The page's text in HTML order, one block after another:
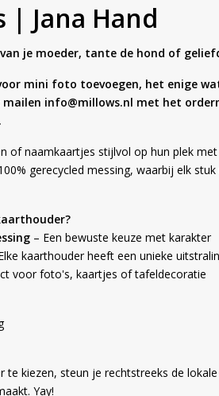
| Jana Hand
je moeder, tante de hond of
mini foto toevoegen, het enige
info@millows.nl met het
of naamkaartjes stijlvol op hun plek
gerecycled messing, waarbij elk
– Een bewuste keuze met karakter
kaarthouder heeft een unieke
voor foto's, kaartjes of tafeldecoratie
te kiezen, steun je rechtstreeks de
Yay!